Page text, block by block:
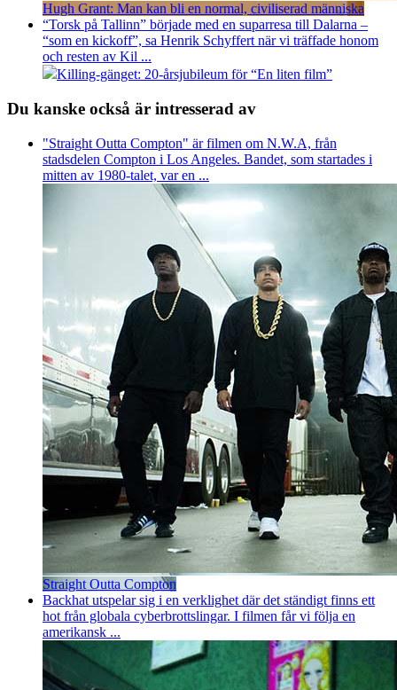
Hugh Grant: Man kan bli en normal, civiliserad människa
“Torsk på Tallinn” började med en suparresa till Dalarna –
“som en kickoff”, sa Henrik Schyffert när vi träffade honom
och resten av Kil ...
Killing-gänget: 20-årsjubileum för “En liten film”
Du kanske också är intresserad av
"Straight Outta Compton" är filmen om N.W.A, från
stadsdelen Compton i Los Angeles. Bandet, som startades i
mitten av 1980-talet, var en ...
Straight Outta Compton
Backhat utspelar sig i en verklighet där det ständigt finns ett
hot från globala cyberbrottslingar. I filmen får vi följa en
amerikansk ...